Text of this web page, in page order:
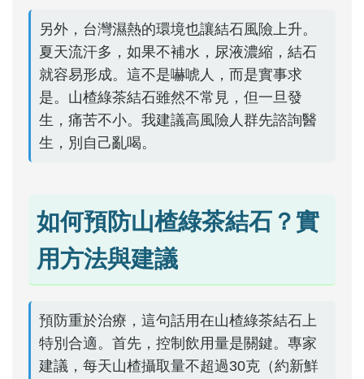
另外，台灣濕熱的環境也讓結石風險上升。
夏天流汗多，如果不補水，尿液濃縮，結石
就容易形成。這不是嚇唬人，而是實事求
是。山楂綠茶結石雖然不常見，但一旦發
生，痛苦不小。我建議高風險人群先諮詢醫
生，別自己亂喝。
如何預防山楂綠茶結石？實
用方法與建議
預防重於治療，這句話用在山楂綠茶結石上
特別合適。首先，控制飲用量是關鍵。專家
建議，每天山楂攝取量不超過30克（約新鮮